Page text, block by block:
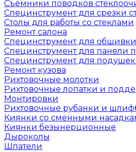
Съемники поводков
Специнструмент для срезки
Столы для работы со стеклами
Ремонт салона
Специнструмент для обшивки
Специнструмент для панели
Специнструмент для подушек
Ремонт кузова
Рихтовочные молотки
Рихтовочные лопатки и
Монтировки
Рихтовочные рубанки и
Киянки со сменными
Киянки безынерционные
Дыроколы
Шпатели